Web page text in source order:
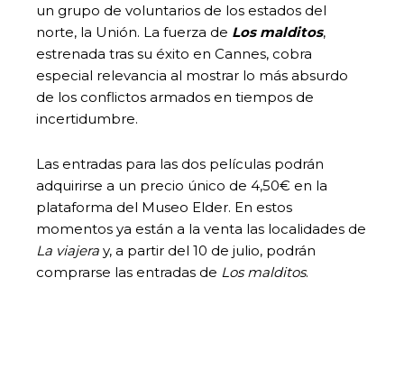
un grupo de voluntarios de los estados del
norte, la Unión. La fuerza de Los malditos,
estrenada tras su éxito en Cannes, cobra
especial relevancia al mostrar lo más absurdo
de los conflictos armados en tiempos de
incertidumbre.
Las entradas para las dos películas podrán
adquirirse a un precio único de 4,50€ en la
plataforma del Museo Elder. En estos
momentos ya están a la venta las localidades de
La viajera y, a partir del 10 de julio, podrán
comprarse las entradas de Los malditos.